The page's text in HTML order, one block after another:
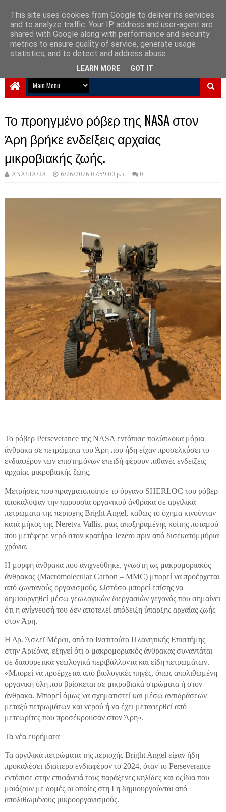
NewPlanet09
Ειδήσεις νέα από την Ελλάδα και τον κόσμο
Το προηγμένο ρόβερ της NASA στον
Άρη βρήκε ενδείξεις αρχαίας
μικροβιακής ζωής.
ΑΝΑΣΤΑΣΙΑ 6/26/2026 07:59:00 μ.μ. 0
Το ρόβερ Perseverance της NASA εντόπισε πολύπλοκα μόρια
άνθρακα σε πετρώματα του Άρη που ήδη είχαν προσελκύσει το
ενδιαφέρον των επιστημόνων επειδή φέρουν πιθανές ενδείξεις
αρχαίας μικροβιακής ζωής.
Μετρήσεις που πραγματοποίησε το όργανο SHERLOC του ρόβερ
αποκάλυψαν την παρουσία οργανικού άνθρακα σε αργιλικά
πετρώματα της περιοχής Bright Angel, καθώς το όχημα κινούνταν
κατά μήκος της Neretva Vallis, μιας αποξηραμένης κοίτης ποταμού
που μετέφερε νερό στον κρατήρα Jezero πριν από δισεκατομμύρια
χρόνια.
Η μορφή άνθρακα που ανιχνεύθηκε, γνωστή ως μακρομοριακός
άνθρακας (Macromolecular Carbon – MMC) μπορεί να προέρχεται
από ζωντανούς οργανισμούς. Ωστόσο μπορεί επίσης να
δημιουργηθεί μέσω γεωλογικών διεργασιών γεγονός που σημαίνει
ότι η ανίχνευσή του δεν αποτελεί απόδειξη ύπαρξης αρχαίας ζωής
στον Άρη.
Η Δρ. Άσλεϊ Μέρφι, από το Ινστιτούτο Πλανητικής Επιστήμης
στην Αριζόνα, εξηγεί ότι ο μακρομοριακός άνθρακας συναντάται
σε διαφορετικά γεωλογικά περιβάλλοντα και είδη πετρωμάτων.
«Μπορεί να προέρχεται από βιολογικές πηγές, όπως απολιθωμένη
οργανική ύλη που βρίσκεται σε μικροβιακά στρώματα ή στον
άνθρακα. Μπορεί όμως να σχηματιστεί και μέσω αντιδράσεων
μεταξύ πετρωμάτων και νερού ή να έχει μεταφερθεί από
μετεωρίτες που προσέκρουσαν στον Άρη».
Τα νέα ευρήματα
Τα αργιλικά πετρώματα της περιοχής Bright Angel είχαν ήδη
προκαλέσει ιδιαίτερο ενδιαφέρον το 2024, όταν το Perseverance
εντόπισε στην επιφάνειά τους παράξενες κηλίδες και οζίδια που
μοιάζουν με δομές οι οποίες στη Γη δημιουργούνται από
απολιθωμένους μικροοργανισμούς.
This site uses cookies from Google to deliver its services
and to analyze traffic. Your IP address and user-agent are
shared with Google along with performance and security
metrics to ensure quality of service, generate usage
statistics, and to detect and address abuse.
LEARN MORE GOT IT